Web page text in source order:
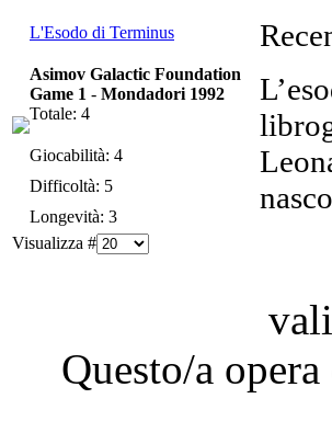
L'Esodo di Terminus
Asimov Galactic Foundation
Game 1 - Mondadori 1992
Totale: 4
Giocabilità: 4
Difficoltà: 5
Longevità: 3
Visualizza #
Questo/a